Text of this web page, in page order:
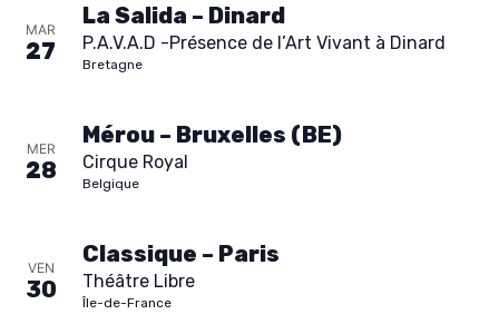
MAR
27
La Salida – Dinard
P.A.V.A.D -Présence de l’Art Vivant à Dinard
Bretagne
MER
28
Mérou – Bruxelles (BE)
Cirque Royal
Belgique
VEN
30
Classique – Paris
Théâtre Libre
Île-de-France